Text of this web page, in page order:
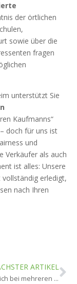
der örtlichen
sowie über die
fragen
unterstützt Sie
Kaufmanns“
doch für uns ist
und
Verkäufer als auch
ist alles: Unsere
erledigt,
nach Ihren
ARTIKEL
Was mache ich bei mehreren Kaufangeboten in Hochheim?